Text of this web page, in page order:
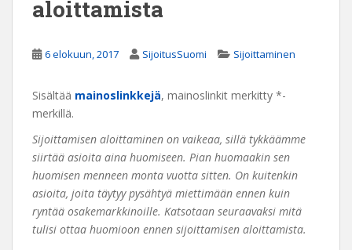
aloittamista
6 elokuun, 2017 SijoitusSuomi Sijoittaminen
Sisältää mainoslinkkejä, mainoslinkit merkitty *-
merkillä.
Sijoittamisen aloittaminen on vaikeaa, sillä tykkäämme
siirtää asioita aina huomiseen. Pian huomaakin sen
huomisen menneen monta vuotta sitten. On kuitenkin
asioita, joita täytyy pysähtyä miettimään ennen kuin
ryntää osakemarkkinoille. Katsotaan seuraavaksi mitä
tulisi ottaa huomioon ennen sijoittamisen aloittamista.